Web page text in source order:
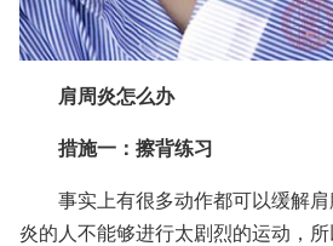
肩周炎怎么办
措施一：擦背练习
事实上有很多动作都可以缓解
炎的人不能够进行太剧烈的运动，